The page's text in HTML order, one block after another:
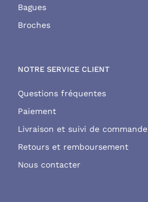
Bagues
Broches
NOTRE SERVICE CLIENT
Questions fréquentes
Paiement
Livraison et suivi de commande
Retours et remboursement
Nous contacter